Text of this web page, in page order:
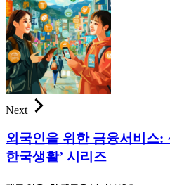
Next
외국인을 위한 금융서비스:
한국생활’ 시리즈